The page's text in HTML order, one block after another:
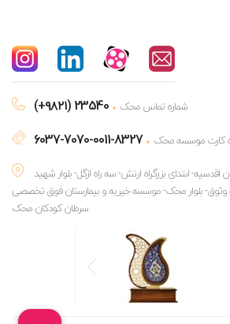
(+۹۸۲۱) 23540 شماره تماس محک
6037-7070-0011-8327
کارت موسسه محک
اقدسیه- ابتدای بزرگراه ارتش- سه راه ازگل- بلوار شهید
وثوق- بلوار محک- موسسه خیریه و بیمارستان فوق تخصصی
سرطان کودکان محک